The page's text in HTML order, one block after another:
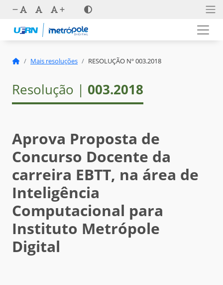
Mais resoluções RESOLUÇÃO Nº 003.2018
Resolução | 003.2018
Aprova Proposta de
Concurso Docente da
carreira EBTT, na área de
Inteligência
Computacional para
Instituto Metrópole
Digital